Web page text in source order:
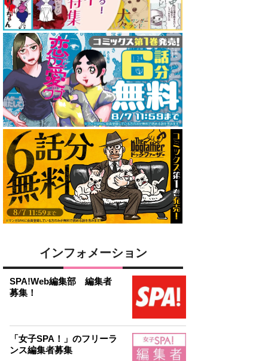
インフォメーション
SPA!Web編集部 編集者
募集！
「女子SPA！」のフリーラ
ンス編集者募集